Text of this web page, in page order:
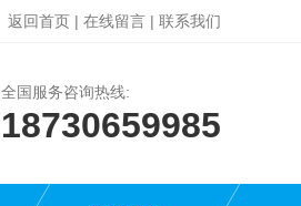
返回首页 | 在线留言 | 联系我们
全国服务咨询热线:
18730659985